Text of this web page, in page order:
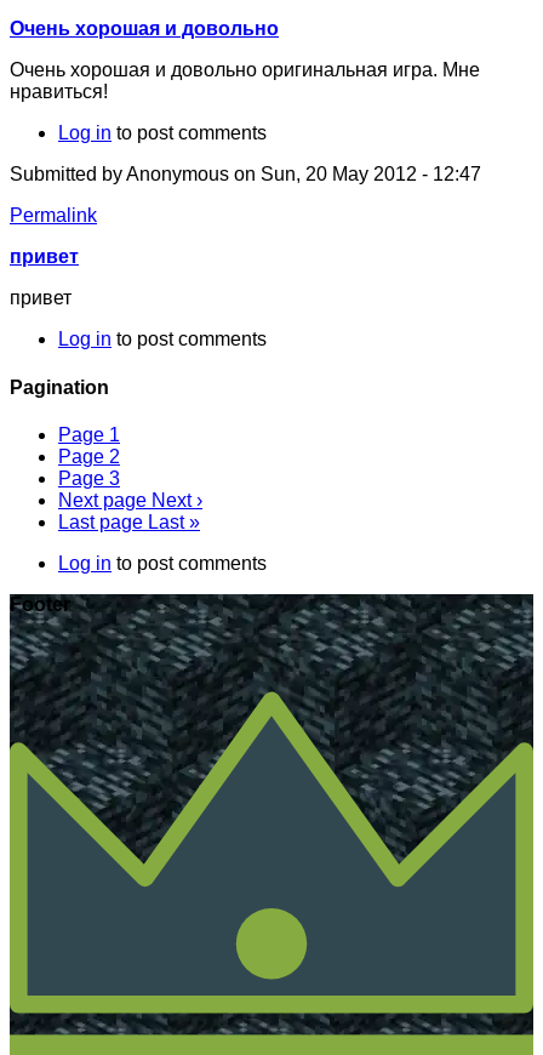
Очень хорошая и довольно
Очень хорошая и довольно оригинальная игра. Мне
нравиться!
Log in to post comments
Submitted byAnonymous on Sun, 20 May 2012 - 12:47
Permalink
привет
привет
Log in to post comments
Pagination
Page 1
Page 2
Page 3
Next page Next ›
Last page Last »
Log in to post comments
Footer